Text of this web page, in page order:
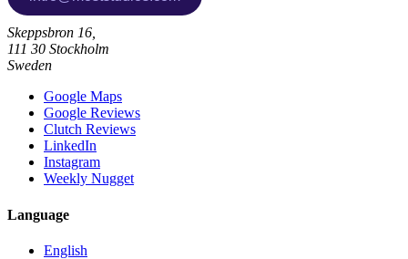
Skeppsbron 16,
111 30 Stockholm
Sweden
Google Maps
Google Reviews
Clutch Reviews
LinkedIn
Instagram
Weekly Nugget
Language
English